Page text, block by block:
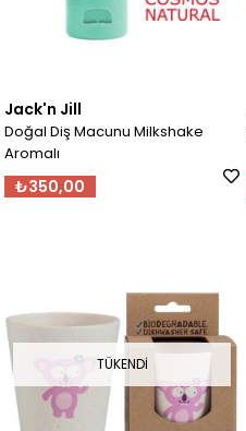
Jack'n Jill
Doğal Diş Macunu Milkshake
Aromalı
₺350,00
TÜKENDI